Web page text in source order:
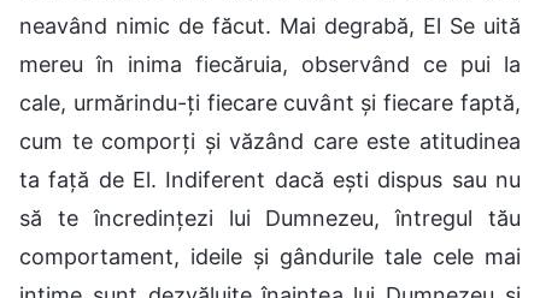
neavând nimic de făcut. Mai degrabă, El Se uită
mereu în inima fiecăruia, observând ce pui la
cale, urmărindu-ți fiecare cuvânt și fiecare faptă,
cum te comporți și văzând care este atitudinea
ta față de El. Indiferent dacă ești dispus sau nu
să te încredințezi lui Dumnezeu, întregul tău
comportament, ideile și gândurile tale cele mai